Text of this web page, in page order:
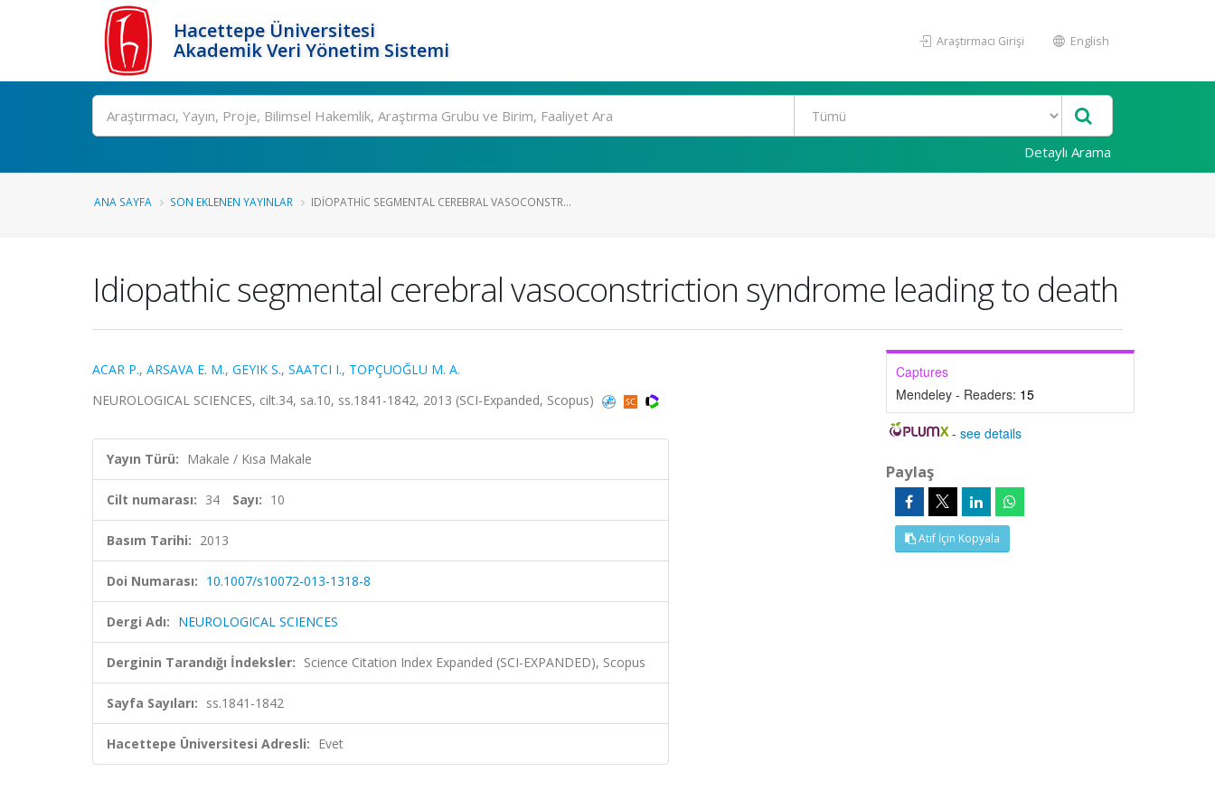
Hacettepe Üniversitesi
Akademik Veri Yönetim Sistemi
Araştırmacı Girişi English
Ara
Detaylı Arama
ANA SAYFA SON EKLENEN YAYINLAR IDIOPATHIC SEGMENTAL CEREBRAL VASOCONSTR...
Idiopathic segmental cerebral vasoconstriction syndrome leading to death
ACAR P., ARSAVA E. M., GEYIK S., SAATCI I., TOPÇUOĞLU M. A.
NEUROLOGICAL SCIENCES, cilt.34, sa.10, ss.1841-1842, 2013 (SCI-Expanded, Scopus)
Yayın Türü: Makale / Kısa Makale
Cilt numarası: 34 Sayı: 10
Basım Tarihi: 2013
Doi Numarası: 10.1007/s10072-013-1318-8
Dergi Adı: NEUROLOGICAL SCIENCES
Derginin Tarandığı İndeksler: Science Citation Index Expanded (SCI-EXPANDED), Scopus
Sayfa Sayıları: ss.1841-1842
Hacettepe Üniversitesi Adresli: Evet
Captures
Mendeley - Readers: 15
-see details
Paylaş
Atıf İçin Kopyala